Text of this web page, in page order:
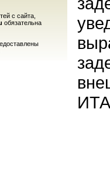
с сайта,
обязательна